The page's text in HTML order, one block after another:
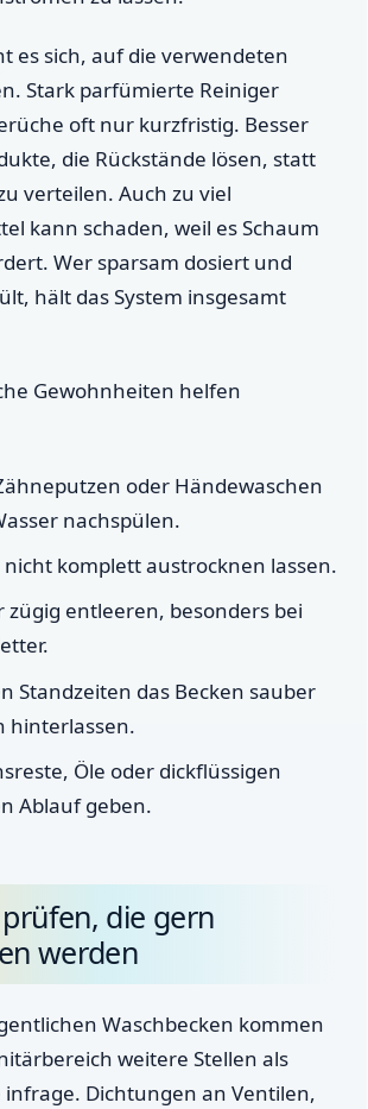
es sich, auf die verwendeten
Stark parfümierte Reiniger
oft nur kurzfristig. Besser
die Rückstände lösen, statt
verteilen. Auch zu viel
kann schaden, weil es Schaum
Wer sparsam dosiert und
hält das System insgesamt
Gewohnheiten helfen
oder Händewaschen
nachspülen.
nicht komplett austrocknen lassen.
zügig entleeren, besonders bei
Standzeiten das Becken sauber
hinterlassen.
Öle oder dickflüssigen
Ablauf geben.
die gern
werden
Waschbecken kommen
weitere Stellen als
infrage. Dichtungen an Ventilen,